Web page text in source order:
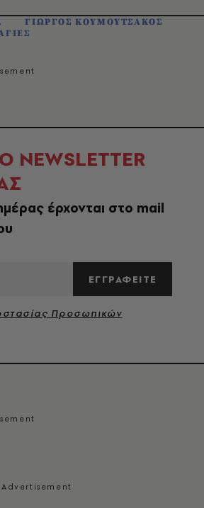
ΓΙΩΡΓΟΣ ΚΟΥΜΟΥΤΣΑΚΟΣ
NEWSLETTER
έρχονται στο mail
ΕΓΓΡΑΦΕΙΤΕ
Προσωπικών